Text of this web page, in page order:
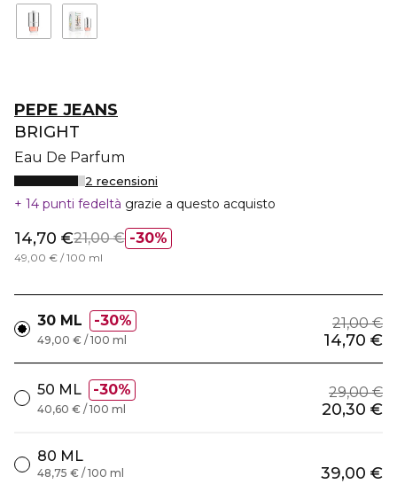
PEPE JEANS
BRIGHT
Eau De Parfum
2 recensioni
14 punti fedeltà grazie a questo acquisto
30%
14,70 €21,00 €
49,00 € / 100 ml
30 ML 30% 21,00 €
14,70 €
49,00 € / 100 ml
50 ML 30% 29,00 €
20,30 €
40,60 € / 100 ml
80 ML
39,00 €
48,75 € / 100 ml